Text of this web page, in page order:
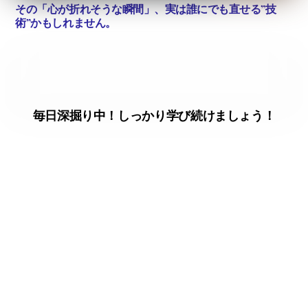
その「心が折れそうな瞬間」、実は誰にでも直せる”技
術”かもしれません。
毎日深掘り中！しっかり学び続けましょう！